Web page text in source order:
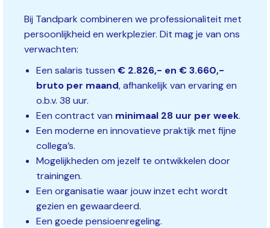
Bij Tandpark combineren we professionaliteit met
persoonlijkheid en werkplezier. Dit mag je van ons
verwachten:
Een salaris tussen € 2.826,- en € 3.660,-
bruto per maand, afhankelijk van ervaring en
o.b.v. 38 uur.
Een contract van minimaal 28 uur per week.
Een moderne en innovatieve praktijk met fijne
collega’s.
Mogelijkheden om jezelf te ontwikkelen door
trainingen.
Een organisatie waar jouw inzet echt wordt
gezien en gewaardeerd.
Een goede pensioenregeling.